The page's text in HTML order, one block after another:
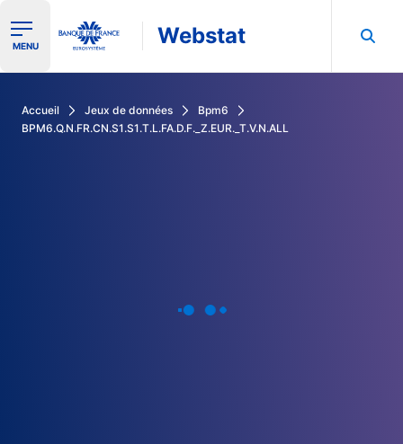
Ouvrir le menu de navigation
MENU Webstat
Accueil Jeux de données
Bpm6
BPM6.Q.N.FR.CN.S1.S1.T.L.FA.D.F._Z.EUR._T.V.N.ALL